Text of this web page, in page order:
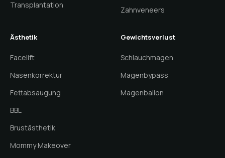
Transplantation
Zahnveneers
Ästhetik
Facelift
Nasenkorrektur
Fettabsaugung
BBL
Brustästhetik
Mommy Makeover
Gewichtsverlust
Schlauchmagen
Magenbypass
Magenballon